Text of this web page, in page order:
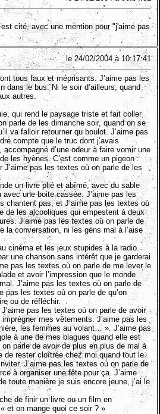
cité, avec une mention pour "j'aime pas
le 24/02/2004 à 10:17:41
tous faux et méprisants. J’aime pas les
dans le bus. Ni le soir d’ailleurs, quand
autres.
qui rend le paysage triste et fait coller
parle de les dimanche soir, quand on se
va falloir retourner qu boulot. J’aime pas
compte que le truc dont j’avais
d’une odeur à faire vomir une
les hyènes. C’est comme un pigeon :
J’aime pas les textes où on parle de les
un livre plié et abîmé, avec du sable
une boite cassée. J’aime pas les
chantent pas, et J’aime pas les textes où
de les alcooliques qui empestent à deux
J’aime pas les textes où on parle de
la conversation, ni les gens mal à l’aise
cinéma et les jeux stupides à la radio.
une chanson sans intérêt que je garderai
pas les textes où on parle de me lever le
et avoir l’impression que le monde
J’aime pas les textes où on parle de
pas les textes où on parle de qu’on
ou de réfléchir.
pas les textes où on parle de avoir
mes vêtements. J’aime pas les
les femmes au volant… ». J’aime pas
à une de mes blagues quand elle est
parle de avoir de plus en plus de mal à
de rester cloîtrée chez moi quand tout le
J’aime pas les textes où on parle de
à organiser une fête pour ça. J’aime
toute manière je suis encore jeune, j’ai le
de finir un livre ou un film en
et on mange quoi ce soir ? »